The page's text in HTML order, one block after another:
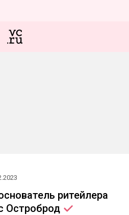
ритейлера
Остроброд